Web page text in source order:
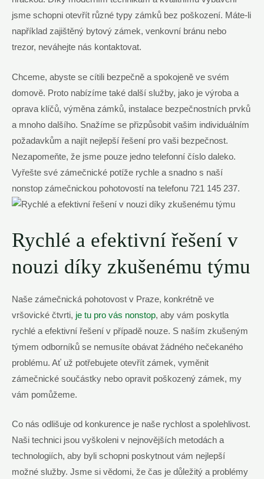
‌jsme schopni otevřít různé typy zámků bez poškození. ⁢Máte-li⁢
například zajištěný bytový zámek, venkovní bránu nebo
trezor, neváhejte ⁢nás⁤ kontaktovat.
Chceme, abyste‌ se cítili bezpečně a spokojeně ‌ve svém
domově. Proto nabízíme také další⁣ služby, ⁣jako je výroba a
oprava klíčů, výměna zámků, instalace bezpečnostních prvků
a mnoho dalšího. Snažíme se ⁤přizpůsobit vašim individuálním
požadavkům a najít nejlepší řešení pro vaši bezpečnost.
Nezapomeňte, ‍že​ jsme pouze jedno telefonní číslo ‌daleko.
⁣Vyřešte své zámečnické potíže rychle a snadno s naší
nonstop zámečnickou pohotovostí na telefonu 721 ⁣145 237.
Rychlé a efektivní řešení v
nouzi díky zkušenému týmu
Naše zámečnická pohotovost v ​Praze,‍ konkrétně ve⁤
vršovické čtvrti, je tu pro ⁤vás‌ nonstop, aby vám​ poskytla
rychlé a⁢ efektivní řešení v ⁢případě nouze. S naším zkušeným
týmem‍ odborníků se nemusíte obávat žádného nečekaného
problému. Ať už potřebujete otevřít zámek, vyměnit⁢
zámečnické součástky ​nebo opravit poškozený zámek, my ​
vám pomůžeme.
Co nás odlišuje​ od konkurence je naše⁤ rychlost a ​spolehlivost.
Naši technici ‌jsou vyškoleni v nejnovějších metodách a
technologiích, aby byli schopni ‌poskytnout vám nejlepší
možné služby. Jsme si vědomi, že čas je důležitý a problémy